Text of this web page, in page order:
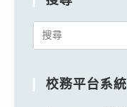
Search
校務平台系統